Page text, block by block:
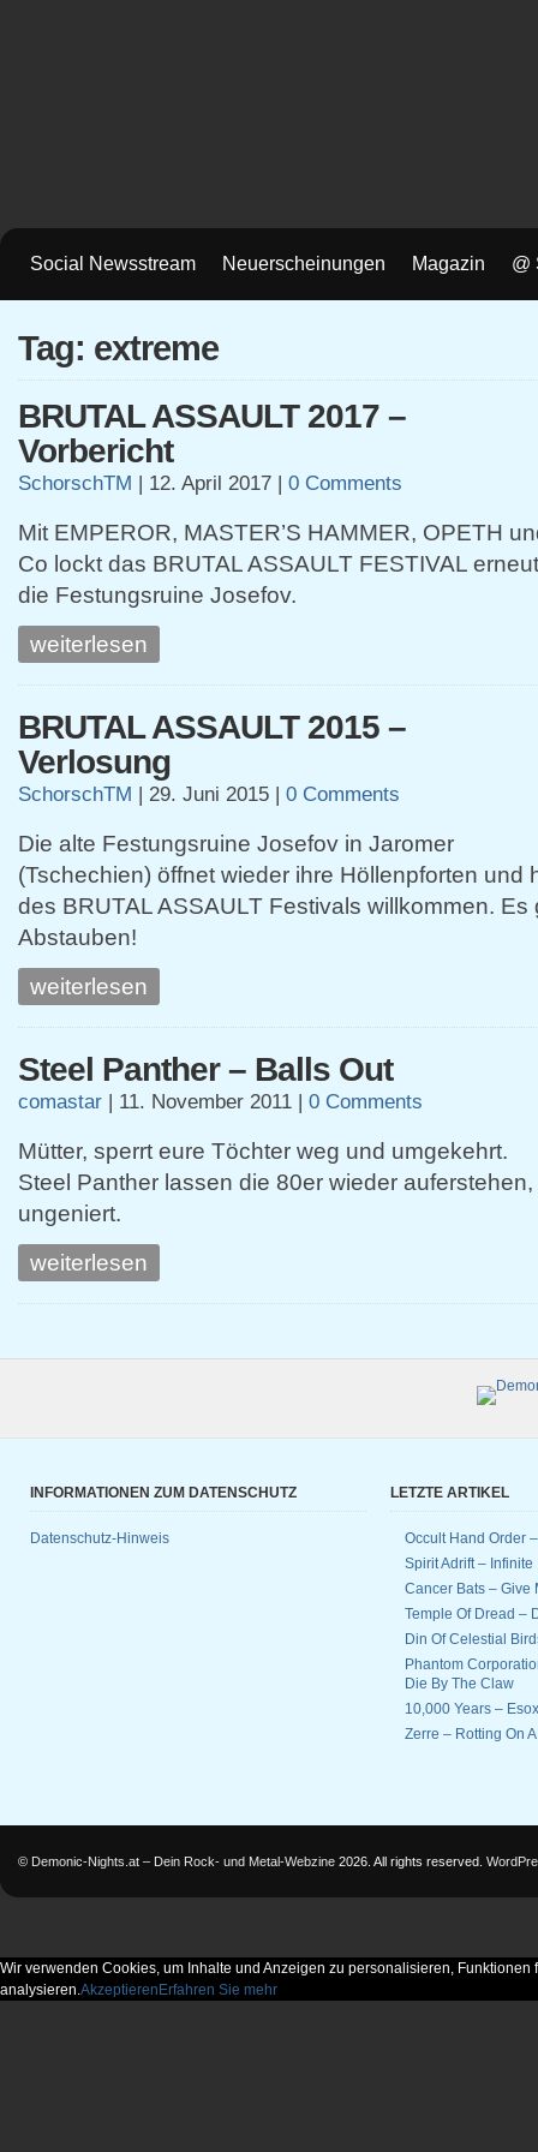
Social Newsstream Neuerscheinungen Magazin @
Tag: extreme
BRUTAL ASSAULT 2017 –
Vorbericht
SchorschTM | 12. April 2017 | 0 Comments
Mit EMPEROR, MASTER’S HAMMER, OPETH
Co lockt das BRUTAL ASSAULT FESTIVAL
die Festungsruine Josefov.
weiterlesen
BRUTAL ASSAULT 2015 –
Verlosung
SchorschTM | 29. Juni 2015 | 0 Comments
Die alte Festungsruine Josefov in Jaromer
(Tschechien) öffnet wieder ihre Höllenpforten und
des BRUTAL ASSAULT Festivals willkommen.
Abstauben!
weiterlesen
Steel Panther – Balls Out
comastar | 11. November 2011 | 0 Comments
Mütter, sperrt eure Töchter weg und umgekehrt.
Steel Panther lassen die 80er wieder
ungeniert.
weiterlesen
INFORMATIONEN ZUM DATENSCHUTZ
Datenschutz-Hinweis
LETZTE ARTIKEL
Occult Hand Order
Spirit Adrift –
Cancer Bats – Give
Temple Of Dread –
Din Of Celestial
Phantom
Die By The Claw
10,000 Years –
Zerre – Rotting On
© Demonic-Nights.at – Dein Rock- und Metal-Webzine 2026. All rights reserved.
Wir verwenden Cookies, um Inhalte und Anzeigen zu personalisieren,
analysieren.Akzeptieren Erfahren Sie mehr